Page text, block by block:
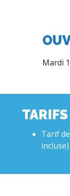
Mardi
Tarif
incluse)